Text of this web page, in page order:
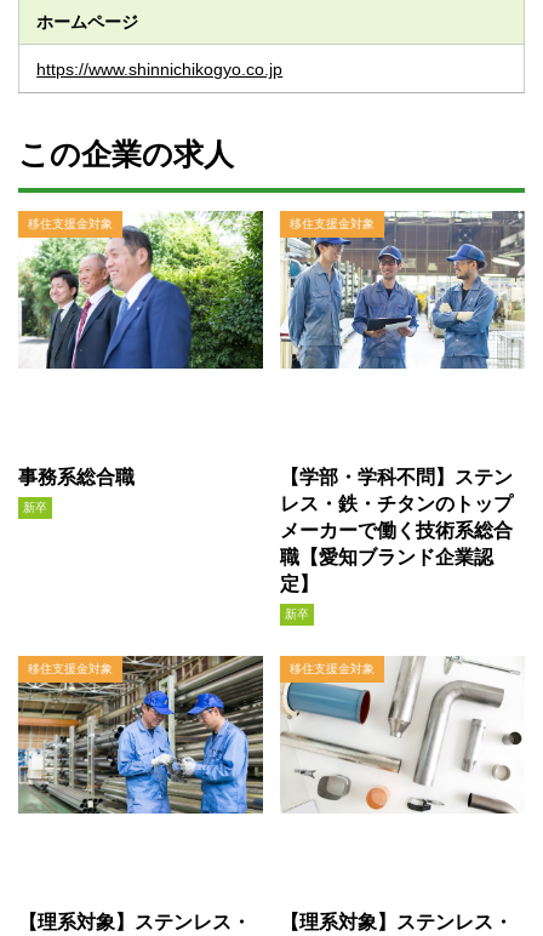
ホームページ
https://www.shinnichikogyo.co.jp
この企業の求人
事務系総合職
移住支援金対象
新卒
【学部・学科不問】ステン
レス・鉄・チタンのトップ
メーカーで働く技術系総合
職【愛知ブランド企業認
定】
移住支援金対象
新卒
【理系対象】ステンレス・
移住支援金対象
【理系対象】ステンレス・
移住支援金対象